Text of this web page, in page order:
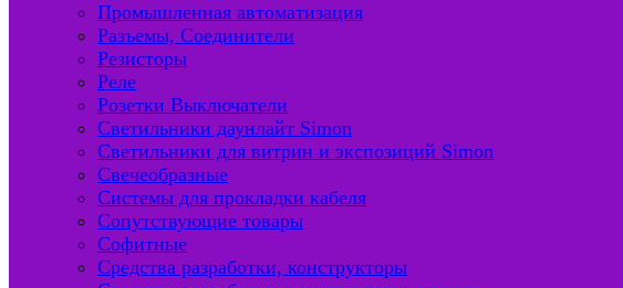
Промышленная автоматизация
Разъемы, Соединители
Резисторы
Реле
Розетки Выключатели
Светильники даунлайт Simon
Светильники для витрин и экспозиций Simon
Свечеобразные
Системы для прокладки кабеля
Сопутствующие товары
Софитные
Средства разработки, конструкторы